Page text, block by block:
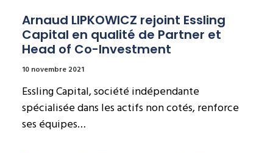
Arnaud LIPKOWICZ rejoint Essling
Capital en qualité de Partner et
Head of Co-Investment
10 novembre 2021
Essling Capital, société indépendante
spécialisée dans les actifs non cotés, renforce
ses équipes…